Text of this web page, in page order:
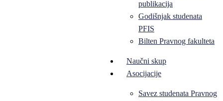
publikacija
Godišnjak studenata
PFIS
Bilten Pravnog fakulteta
Naučni skup
Asocijacije
Savez studenata Pravnog